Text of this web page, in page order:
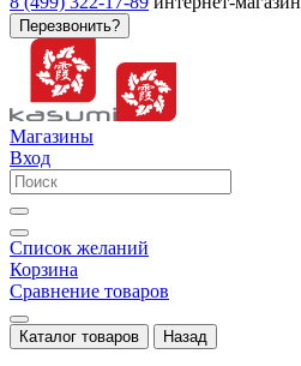
Перезвонить?
Магазины
Вход
Список желаний
Корзина
Сравнение товаров
Каталог товаров Назад